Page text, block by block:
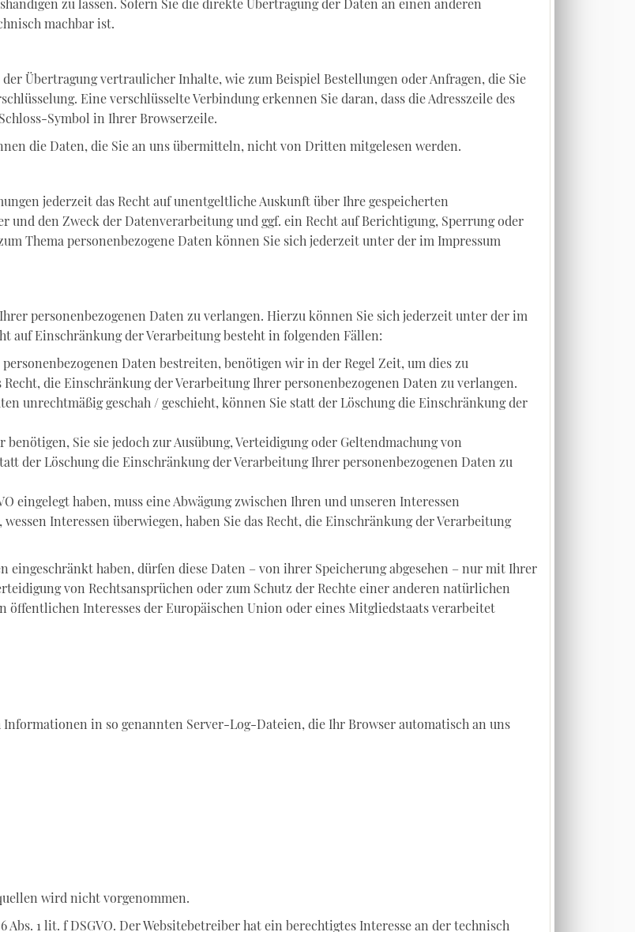
machbar ist.
Übertragung vertraulicher Inhalte, wie zum Beispiel Bestellungen oder Anfragen, die Sie
Eine verschlüsselte Verbindung erkennen Sie daran, dass die Adresszeile des
Symbol in Ihrer Browserzeile.
die Daten, die Sie an uns übermitteln, nicht von Dritten mitgelesen werden.
jederzeit das Recht auf unentgeltliche Auskunft über Ihre gespeicherten
und den Zweck der Datenverarbeitung und ggf. ein Recht auf Berichtigung, Sperrung oder
Thema personenbezogene Daten können Sie sich jederzeit unter der im Impressum
personenbezogenen Daten zu verlangen. Hierzu können Sie sich jederzeit unter der im
auf Einschränkung der Verarbeitung besteht in folgenden Fällen:
Daten bestreiten, benötigen wir in der Regel Zeit, um dies zu
die Einschränkung der Verarbeitung Ihrer personenbezogenen Daten zu verlangen.
unrechtmäßig geschah / geschieht, können Sie statt der Löschung die Einschränkung der
Sie sie jedoch zur Ausübung, Verteidigung oder Geltendmachung von
der Löschung die Einschränkung der Verarbeitung Ihrer personenbezogenen Daten zu
eingelegt haben, muss eine Abwägung zwischen Ihren und unseren Interessen
Interessen überwiegen, haben Sie das Recht, die Einschränkung der Verarbeitung
eingeschränkt haben, dürfen diese Daten – von ihrer Speicherung abgesehen – nur mit Ihrer
von Rechtsansprüchen oder zum Schutz der Rechte einer anderen natürlichen
öffentlichen Interesses der Europäischen Union oder eines Mitgliedstaats verarbeitet
in so genannten Server-Log-Dateien, die Ihr Browser automatisch an uns
wird nicht vorgenommen.
1 lit. f DSGVO. Der Websitebetreiber hat ein berechtigtes Interesse an der technisch